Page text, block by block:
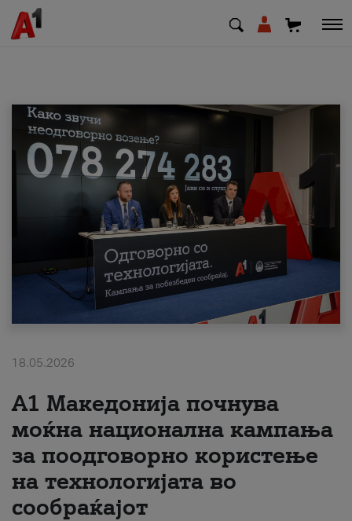
МК EN SQ
Деловни
Поддршка
Надополни кредит
#ПодобарОнлајн
18.05.2026
A1 Македонија почнува
моќна национална кампања
за поодговорно користење
на технологијата во
сообраќајот